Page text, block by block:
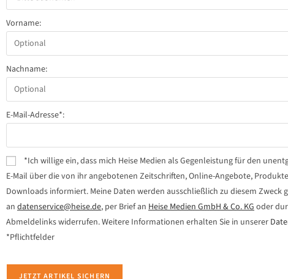
Vorname:
Nachname:
E-Mail-Adresse*:
*Ich willige ein, dass mich Heise Medien als Gegenleistung für den
E-Mail über die von ihr angebotenen Zeitschriften, Online-Angebote,
Downloads informiert. Meine Daten werden ausschließlich zu diesem Zweck
an datenservice@heise.de, per Brief an Heise Medien GmbH & Co. KGoder
Abmeldelinks widerrufen. Weitere Informationen erhalten Sie in unserer
*Pflichtfelder